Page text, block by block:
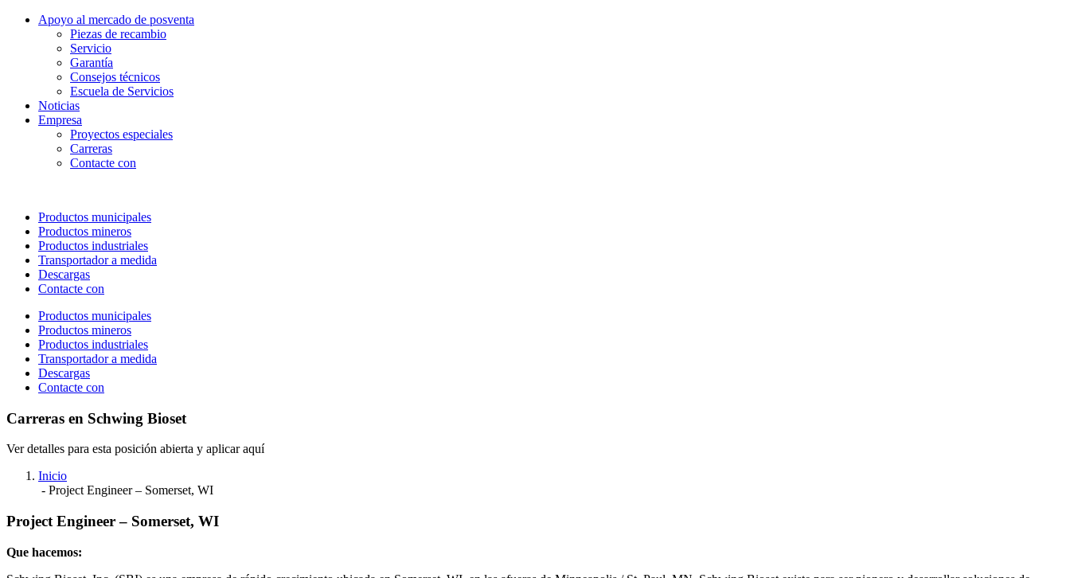
Apoyo al mercado de posventa
Piezas de recambio
Servicio
Garantía
Consejos técnicos
Escuela de Servicios
Noticias
Empresa
Proyectos especiales
Carreras
Contacte con
Productos municipales
Productos mineros
Productos industriales
Transportador a medida
Descargas
Contacte con
Productos municipales
Productos mineros
Productos industriales
Transportador a medida
Descargas
Contacte con
Carreras en Schwing Bioset
Ver detalles para esta posición abierta y aplicar aquí
Inicio
- Project Engineer – Somerset, WI
Project Engineer – Somerset, WI
Que hacemos: